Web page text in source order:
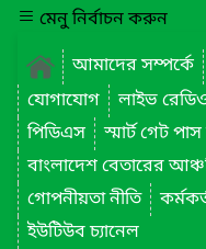
মেনু নির্বাচন করুন
আমাদের সম্পর্কে
যোগাযোগ
লাইভ
পিডিএস
স্মার্ট গেট
গোপনীয়তা নীতি
ইউটিউব চ্যানেল